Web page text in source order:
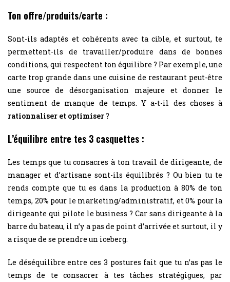
Ton offre/produits/carte :
Sont-ils adaptés et cohérents avec ta cible, et surtout, te
permettent-ils de travailler/produire dans de bonnes
conditions, qui respectent ton équilibre ? Par exemple, une
carte trop grande dans une cuisine de restaurant peut-être
une source de désorganisation majeure et donner le
sentiment de manque de temps. Y a-t-il des choses à
rationnaliser et optimiser?
L’équilibre entre tes 3 casquettes :
Les temps que tu consacres à ton travail de dirigeante, de
manager et d’artisane sont-ils équilibrés ? Ou bien tu te
rends compte que tu es dans la production à 80% de ton
temps, 20% pour le marketing/administratif, et 0% pour la
dirigeante qui pilote le business ? Car sans dirigeante à la
barre du bateau, il n’y a pas de point d’arrivée et surtout, il y
a risque de se prendre un iceberg.
Le déséquilibre entre ces 3 postures fait que tu n’as pas le
temps de te consacrer à tes tâches stratégigues, par